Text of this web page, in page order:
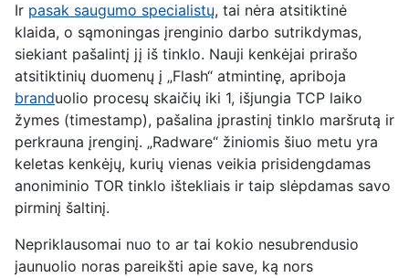
Ir pasak saugumo specialistų, tai nėra atsitiktinė
klaida, o sąmoningas įrenginio darbo sutrikdymas,
siekiant pašalintį jį iš tinklo. Nauji kenkėjai prirašo
atsitiktinių duomenų į „Flash“ atmintinę, apriboja
branduolio procesų skaičių iki 1, išjungia TCP laiko
žymes (timestamp), pašalina įprastinį tinklo maršrutą ir
perkrauna įrenginį. „Radware“ žiniomis šiuo metu yra
keletas kenkėjų, kurių vienas veikia prisidengdamas
anoniminio TOR tinklo ištekliais ir taip slėpdamas savo
pirminį šaltinį.
Nepriklausomai nuo to ar tai kokio nesubrendusio
jaunuolio noras pareikšti apie save, ką nors